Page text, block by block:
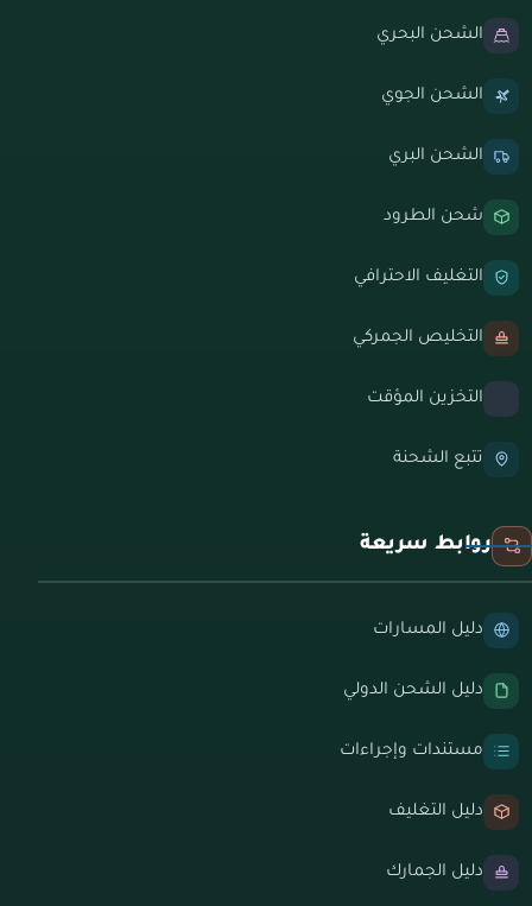
الشحن البحري
الشحن الجوي
الشحن البري
شحن الطرود
التغليف الاحترافي
التخليص الجمركي
التخزين المؤقت
تتبع الشحنة
روابط سريعة
دليل المسارات
دليل الشحن الدولي
مستندات وإجراءات
دليل التغليف
دليل الجمارك